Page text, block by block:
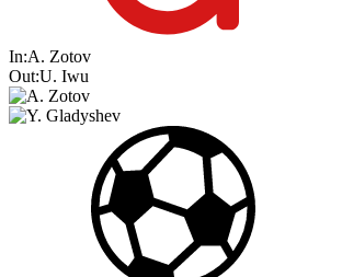
In:A. Zotov
Out:U. Iwu